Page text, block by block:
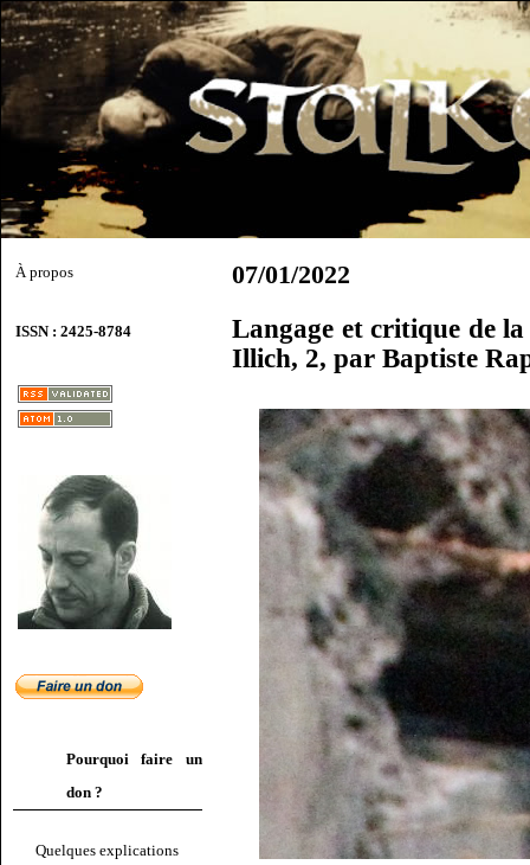
À propos
ISSN : 2425-8784
Pourquoi faire un
don ?
Quelques explications
07/01/2022
Langage et critique de
Illich, 2, par Baptiste